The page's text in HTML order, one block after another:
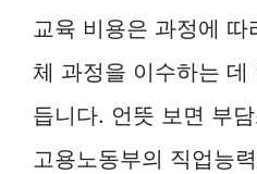
교육 비용은 과정에 따
체 과정을 이수하는 데
듭니다. 언뜻 보면 부
고용노동부의 직업능